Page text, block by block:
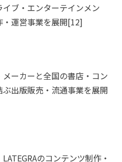
ブ・エンターテインメン
・運営事業を展開[12]
ーカーと全国の書店・コン
出版販売・流通事業を展開
のコンテンツ制作・